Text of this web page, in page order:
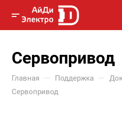
Сервопривод
Главная — Поддержка —
Сервопривод